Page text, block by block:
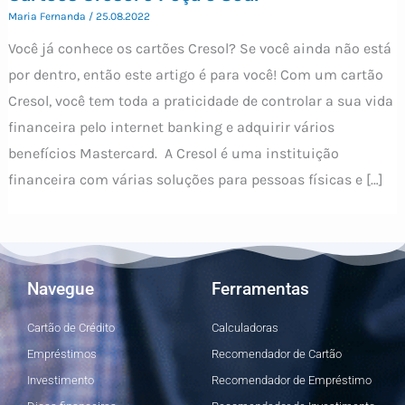
Maria Fernanda / 25.08.2022
Você já conhece os cartões Cresol? Se você ainda não está
por dentro, então este artigo é para você! Com um cartão
Cresol, você tem toda a praticidade de controlar a sua vida
financeira pelo internet banking e adquirir vários
benefícios Mastercard. A Cresol é uma instituição
financeira com várias soluções para pessoas físicas e […]
Navegue
Cartão de Crédito
Empréstimos
Investimento
Ferramentas
Calculadoras
Recomendador de Cartão
Recomendador de Empréstimo